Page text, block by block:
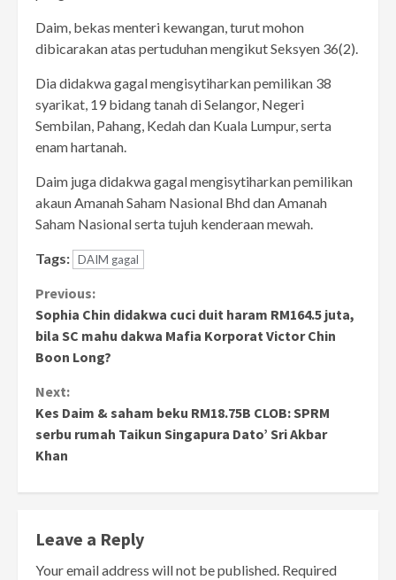
Daim, bekas menteri kewangan, turut mohon
dibicarakan atas pertuduhan mengikut Seksyen 36(2).
Dia didakwa gagal mengisytiharkan pemilikan 38
syarikat, 19 bidang tanah di Selangor, Negeri
Sembilan, Pahang, Kedah dan Kuala Lumpur, serta
enam hartanah.
Daim juga didakwa gagal mengisytiharkan pemilikan
akaun Amanah Saham Nasional Bhd dan Amanah
Saham Nasional serta tujuh kenderaan mewah.
Tags: DAIM gagal
Continue
Reading
Previous:
Sophia Chin didakwa cuci duit haram RM164.5 juta,
bila SC mahu dakwa Mafia Korporat Victor Chin
Boon Long?
Next:
Kes Daim & saham beku RM18.75B CLOB: SPRM
serbu rumah Taikun Singapura Dato’ Sri Akbar
Khan
Leave a Reply
Your email address will not be published. Required